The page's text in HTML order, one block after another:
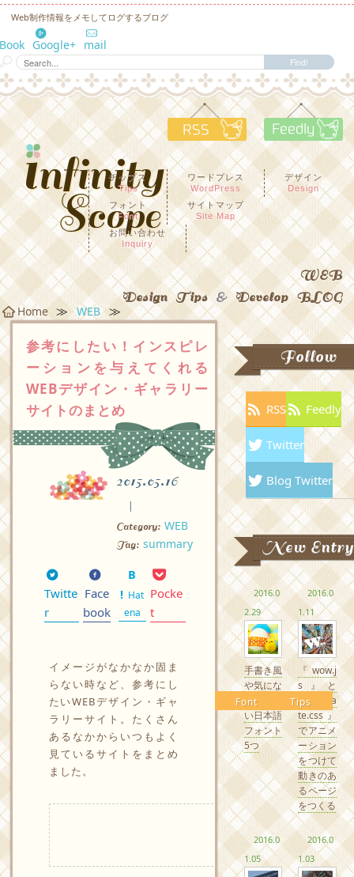
Web制作情報をメモしてログするブログ
Google+ mail
RSS
チップス
Tips
ワードプレス
WordPress
デザイン
Design
フォント
Font
サイトマップ
Site Map
お問い合わせ
Inquiry
WEB
Design Tips & Develop BLOG
Home ≫ WEB ≫
参考にしたい！インスピレ
ーションを与えてくれる
WEBデザイン・ギャラリー
サイトのまとめ
2015.05.16
Category: WEB
Tag: summary
Twitte
r
Face
book
Hat
ena
Pocke
t
イメージがなかなか固ま
らない時など、参考にし
たいWEBデザイン・ギャ
ラリーサイト。たくさん
あるなかからいつもよく
見ているサイトをまとめ
ました。
Follow
RSS Feedly
Twitter
Blog Twitter
New Entry
2016.0
2.29
Font
手書き風
や気にな
るかわい
い日本語
フォント
5つ
2016.0
1.11
Tips
『wow.j
s』と
『Anima
te.css』
でアニメ
ーション
をつけて
動きのあ
るページ
をつくる
2016.0
1.05
2016.0
1.03